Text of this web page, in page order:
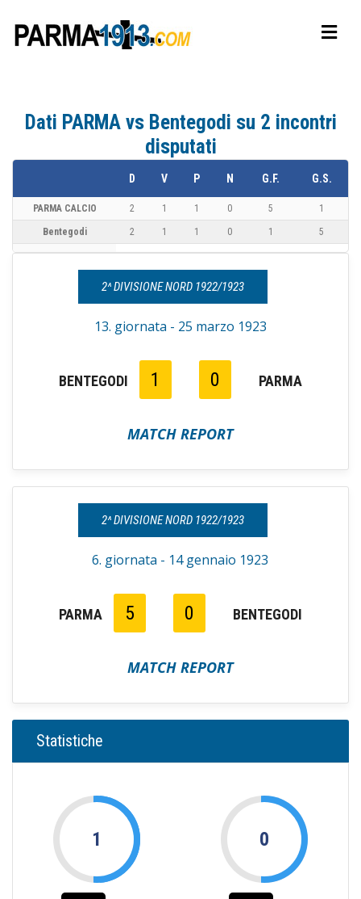
Dati PARMA vs Bentegodi su 2 incontri
disputati
D V P N G.F. G.S.
PARMA CALCIO 2 1 1 0 5 1
Bentegodi 2 1 1 0 1 5
2^ DIVISIONE NORD 1922/1923
13. giornata - 25 marzo 1923
BENTEGODI 1 0 PARMA
MATCH REPORT
2^ DIVISIONE NORD 1922/1923
6. giornata - 14 gennaio 1923
PARMA 5 0 BENTEGODI
MATCH REPORT
Statistiche
1 0